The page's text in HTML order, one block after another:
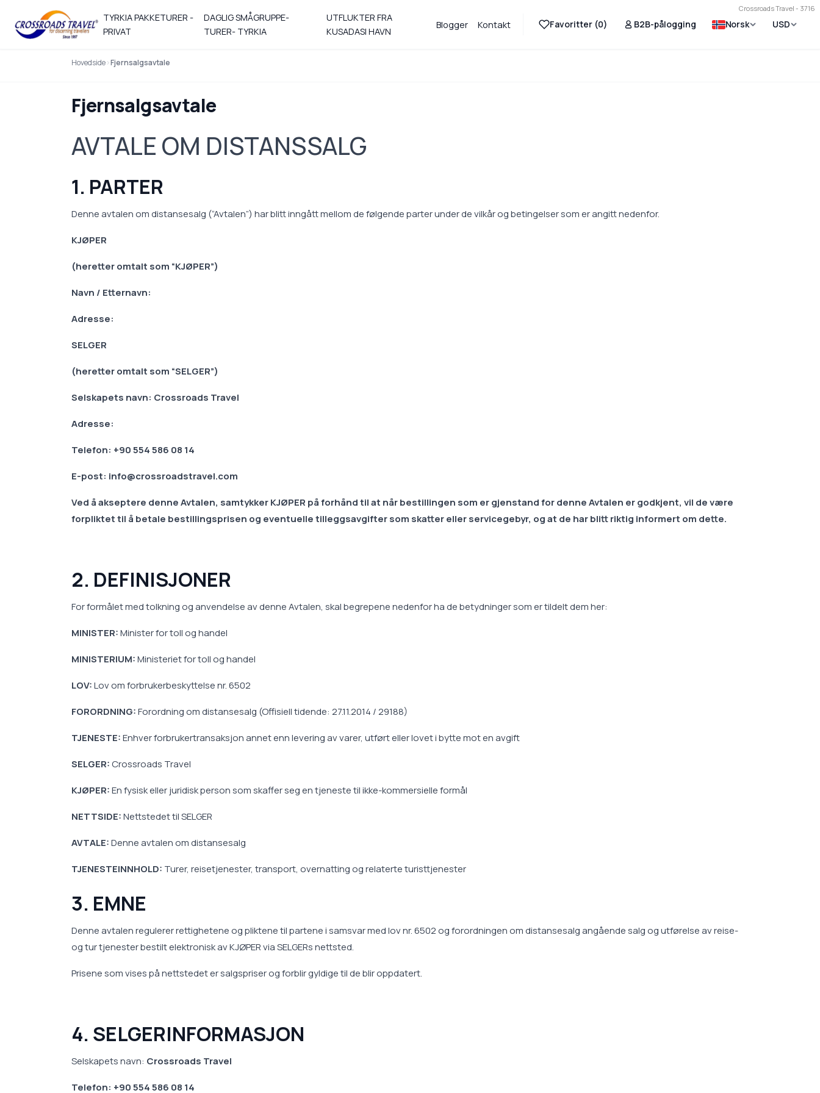
Crossroads Travel - 3716
TYRKIA PAKKETURER -
PRIVAT
DAGLIG SMÅGRUPPE-
TURER- TYRKIA
UTFLUKTER FRA
KUSADASI HAVN
Blogger Kontakt Favoritter (0) B2B-pålogging Norsk USD
Hovedside Fjernsalgsavtale
Fjernsalgsavtale
AVTALE OM DISTANSSALG
1. PARTER
Denne avtalen om distansesalg (“Avtalen”) har blitt inngått mellom de følgende parter under de vilkår og betingelser som er angitt nedenfor.
KJØPER
(heretter omtalt som “KJØPER”)
Navn / Etternavn:
Adresse:
SELGER
(heretter omtalt som “SELGER”)
Selskapets navn: Crossroads Travel
Adresse:
Telefon: +90 554 586 08 14
E-post: info@crossroadstravel.com
Ved å akseptere denne Avtalen, samtykker KJØPER på forhånd til at når bestillingen som er gjenstand for denne Avtalen er godkjent, vil de være
forpliktet til å betale bestillingsprisen og eventuelle tilleggsavgifter som skatter eller servicegebyr, og at de har blitt riktig informert om dette.
2. DEFINISJONER
For formålet med tolkning og anvendelse av denne Avtalen, skal begrepene nedenfor ha de betydninger som er tildelt dem her:
MINISTER:Minister for toll og handel
MINISTERIUM:Ministeriet for toll og handel
LOV:Lov om forbrukerbeskyttelse nr. 6502
FORORDNING:Forordning om distansesalg (Offisiell tidende: 27.11.2014 / 29188)
TJENESTE:Enhver forbrukertransaksjon annet enn levering av varer, utført eller lovet i bytte mot en avgift
SELGER:Crossroads Travel
KJØPER:En fysisk eller juridisk person som skaffer seg en tjeneste til ikke-kommersielle formål
NETTSIDE:Nettstedet til SELGER
AVTALE:Denne avtalen om distansesalg
TJENESTEINNHOLD: Turer, reisetjenester, transport, overnatting og relaterte turisttjenester
3. EMNE
Denne avtalen regulerer rettighetene og pliktene til partene i samsvar med lov nr. 6502 og forordningen om distansesalg angående salg og utførelse av reise-
og tur tjenester bestilt elektronisk av KJØPER via SELGERs nettsted.
Prisene som vises på nettstedet er salgspriser og forblir gyldige til de blir oppdatert.
4. SELGERINFORMASJON
Selskapets navn: Crossroads Travel
Telefon: +90 554 586 08 14